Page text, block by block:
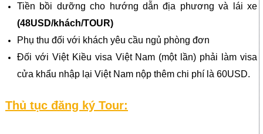
Tiền bồi dưỡng cho hướng dẫn địa phương và lái xe
(48USD/khách/TOUR)
Phụ thu đối với khách yêu cầu ngủ phòng đơn
Đối với Việt Kiều visa Việt Nam (một lần) phải làm visa
cửa khẩu nhập lại Việt Nam nộp thêm chi phí là 60USD.
Thủ tục đăng ký Tour: